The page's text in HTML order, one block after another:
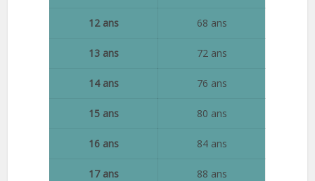
12 ans 68 ans
13 ans 72 ans
14 ans 76 ans
15 ans 80 ans
16 ans 84 ans
17 ans 88 ans